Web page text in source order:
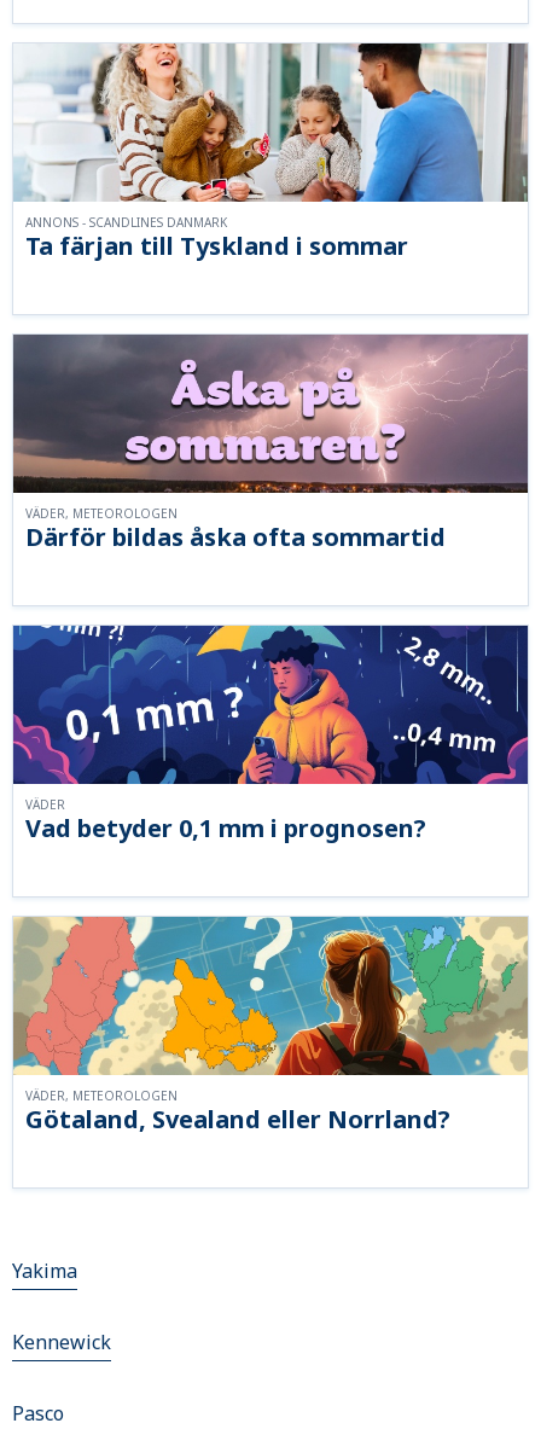
Ta färjan till Tyskland i sommar
ANNONS - SCANDLINES DANMARK
Därför bildas åska ofta sommartid
VÄDER, METEOROLOGEN
Vad betyder 0,1 mm i prognosen?
VÄDER
Götaland, Svealand eller Norrland?
VÄDER, METEOROLOGEN
Yakima
Kennewick
Pasco